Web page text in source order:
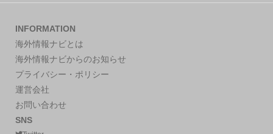
INFORMATION
海外情報ナビとは
海外情報ナビからのお知らせ
プライバシー・ポリシー
運営会社
お問い合わせ
SNS